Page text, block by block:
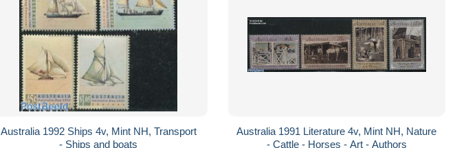
Australia 1992 Ships 4v, Mint NH, Transport
- Ships and boats
Australia 1991 Literature 4v, Mint NH, Nature
- Cattle - Horses - Art - Authors